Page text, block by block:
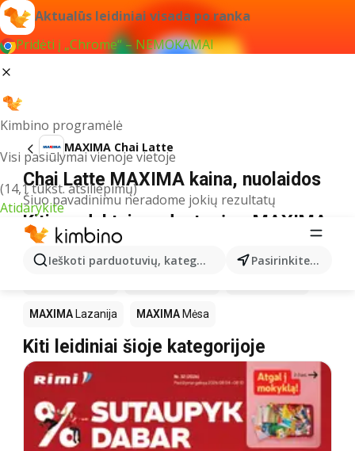
Aktualūs leidiniai visada po ranka
Pridėti į „Chrome“ – NEMOKAMAI
Kimbino programėlė
Visi pasiūlymai vienoje vietoje
(14,1 tūkst. atsiliepimų)
Atidarykite
Ieškoti parduotuvių, kategorijų, produktų... Pasirinkite miestą
MAXIMA Chai Latte
Chai Latte MAXIMA kaina, nuolaidos
Šiuo pavadinimu neradome jokių rezultatų
Kiti produktai parduotuvėse MAXIMA
MAXIMA Lazanija MAXIMA Mėsa
Kiti leidiniai šioje kategorijoje